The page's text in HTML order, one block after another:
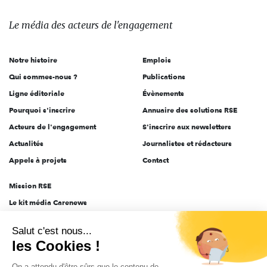
des
l'engagement
Le média des acteurs de l'engagement
Notre histoire
Qui sommes-nous ?
Ligne éditoriale
Pourquoi s'inscrire
Acteurs de l'engagement
Actualités
Appels à projets
Emplois
Publications
Évènements
Annuaire des solutions RSE
S'inscrire aux newsletters
Journalistes et rédacteurs
Contact
Mission RSE
Le kit média Carenews
AEF info
Novethic
Salut c'est nous...
les Cookies !